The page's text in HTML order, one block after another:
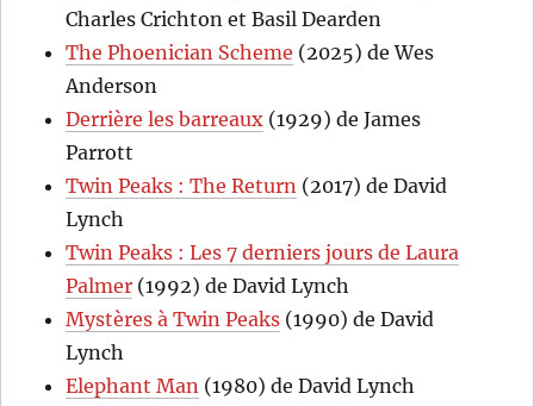
Charles Crichton et Basil Dearden
The Phoenician Scheme (2025) de Wes
Anderson
Derrière les barreaux (1929) de James
Parrott
Twin Peaks : The Return (2017) de David
Lynch
Twin Peaks : Les 7 derniers jours de Laura
Palmer (1992) de David Lynch
Mystères à Twin Peaks (1990) de David
Lynch
Elephant Man (1980) de David Lynch